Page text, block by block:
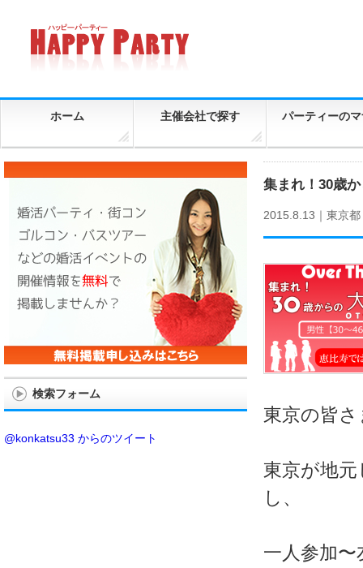
ホーム 主催会社で探す パーティーの
集まれ！30歳
2015.8.13｜ 東京都
東京の皆
東京が地
し、
一人参加
検索フォーム
@konkatsu33 からのツイート